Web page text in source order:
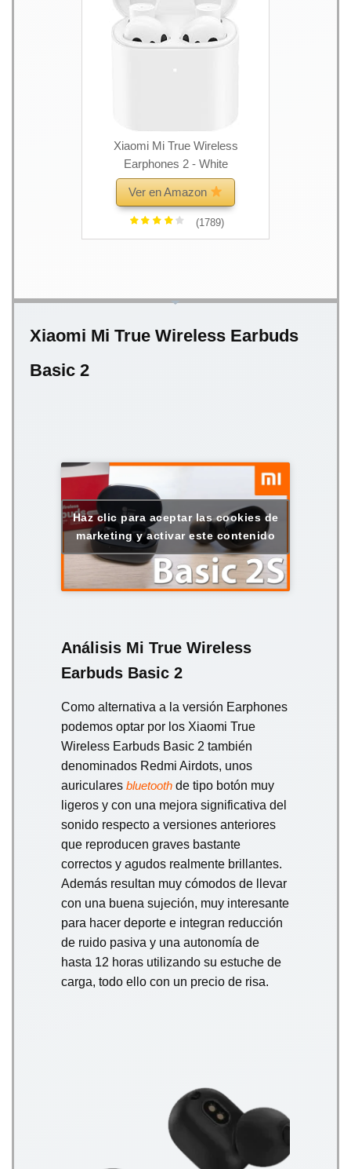
Xiaomi Mi True Wireless
Earphones 2 - White
Ver en Amazon
(1789)
Xiaomi Mi True Wireless Earbuds
Basic 2
Haz clic para aceptar las cookies de
marketing y activar este contenido
Análisis Mi True Wireless
Earbuds Basic 2
Como alternativa a la versión Earphones
podemos optar por los Xiaomi True
Wireless Earbuds Basic 2 también
denominados Redmi Airdots, unos
auriculares bluetooth de tipo botón muy
ligeros y con una mejora significativa del
sonido respecto a versiones anteriores
que reproducen graves bastante
correctos y agudos realmente brillantes.
Además resultan muy cómodos de llevar
con una buena sujeción, muy interesante
para hacer deporte e integran reducción
de ruido pasiva y una autonomía de
hasta 12 horas utilizando su estuche de
carga, todo ello con un precio de risa.